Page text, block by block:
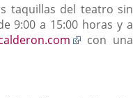
taquillas del teatro sin
9:00 a 15:00 horas y a
Enlace
con una